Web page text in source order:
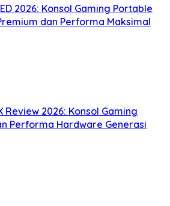
2026: Konsol Gaming Portable
dan Performa Maksimal
Review 2026: Konsol Gaming
Performa Hardware Generasi